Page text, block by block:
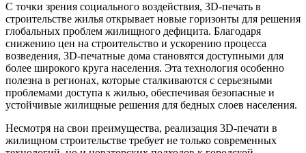
С точки зрения социального воздействия, 3D-печать в
строительстве жилья открывает новые горизонты для решения
глобальных проблем жилищного дефицита. Благодаря
снижению цен на строительство и ускорению процесса
возведения, 3D-печатные дома становятся доступными для
более широкого круга населения. Эта технология особенно
полезна в регионах, которые сталкиваются с серьезными
проблемами доступа к жилью, обеспечивая безопасные и
устойчивые жилищные решения для бедных слоев населения.
Несмотря на свои преимущества, реализация 3D-печати в
жилищном строительстве требует не только современных